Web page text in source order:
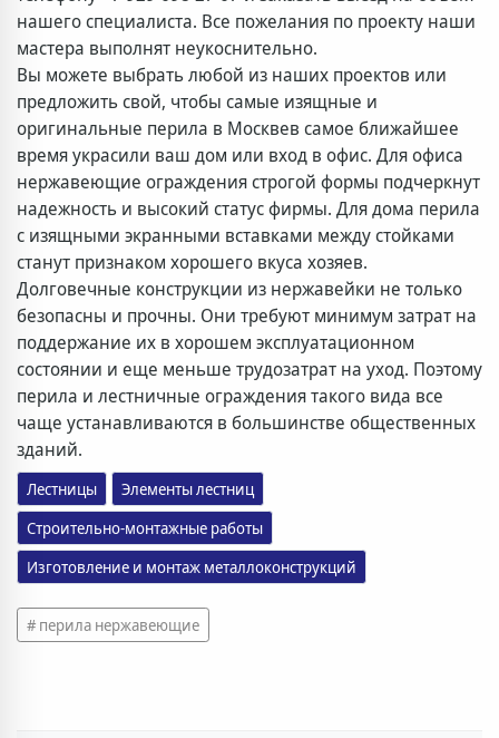
нашего специалиста. Все пожелания по проекту наши
мастера выполнят неукоснительно.
Вы можете выбрать любой из наших проектов или
предложить свой, чтобы самые изящные и
оригинальные перила в Москвев самое ближайшее
время украсили ваш дом или вход в офис. Для офиса
нержавеющие ограждения строгой формы подчеркнут
надежность и высокий статус фирмы. Для дома перила
с изящными экранными вставками между стойками
станут признаком хорошего вкуса хозяев.
Долговечные конструкции из нержавейки не только
безопасны и прочны. Они требуют минимум затрат на
поддержание их в хорошем эксплуатационном
состоянии и еще меньше трудозатрат на уход. Поэтому
перила и лестничные ограждения такого вида все
чаще устанавливаются в большинстве общественных
зданий.
Лестницы
Элементы лестниц
Строительно-монтажные работы
Изготовление и монтаж металлоконструкций
перила нержавеющие